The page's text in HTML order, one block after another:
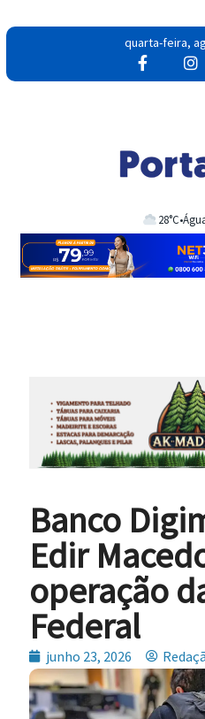
quarta-feira,
28°C•
Banco
Edir
operação
Federal
junho 23, 2026